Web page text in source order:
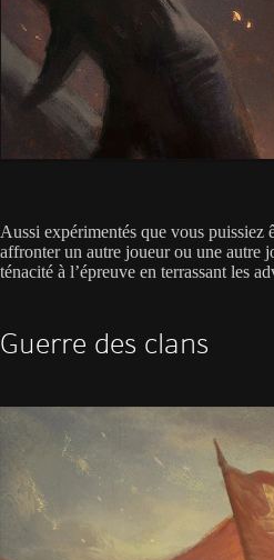
Aussi expérimentés que vous puissiez
affronter un autre joueur ou une autre
ténacité à l’épreuve en terrassant les
Guerre des clans